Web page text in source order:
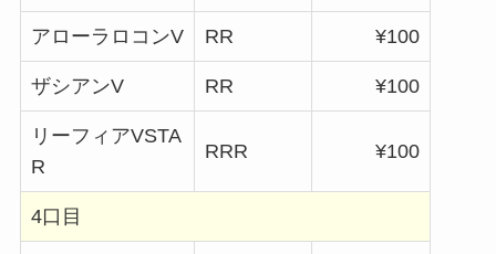
アローラロコンV RR ¥100
ザシアンV RR ¥100
リーフィアVSTA
R
RRR ¥100
4口目